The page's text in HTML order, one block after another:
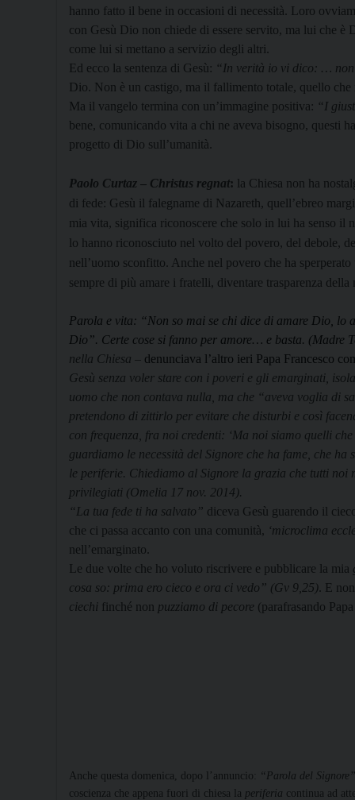
hanno fatto il bene in occasioni di necessità. Loro
con Gesù Dio non chiede di essere servito, ma lui che
come lui si mettano a servizio degli altri.
Ed ecco la sentenza di Gesù: “In verità io vi dico: …
Dio. Non è un castigo, ma il fallimento totale, quello
Ma il vangelo termina con un’immagine positiva: “I
bene, comunicando vita a chi ne aveva bisogno, questi
progetto di Dio sull’umanità.
Paolo Curtaz – Christus regnat: la Chiesa non ha
di fede: Gesù il falegname di Nazareth, quell’ebreo
mia vita, significa riconoscere che solo in lui ha senso il
lo hanno riconosciuto nel volto del povero, del debole,
nell’uomo sconfitto. Anche nel povero che ha
sempre di più amare i fratelli, diventare trasparenza
Parola e vita: “Non so mai se chi dice di amare Dio, lo
Dio”. Certe cose si fanno per amore… e basta. (Madre
nella Chiesa – denunciava l’altro ieri Papa Francesco
Gesù senza voler stare con i poveri e gli emarginati,
uomo che non contava nulla, ma che “aveva voglia di
pretendono di zittirlo per evitare che disturbi e così
con frequenza, fra noi credenti: ‘Ma noi siamo quelli
guardiamo le necessità del Signore che ha fame, che
le periferie. Chiediamo al Signore la grazia che tutti noi
privilegiati (Omelia 17 nov. 2014).
“La tua fede ti ha salvato” diceva Gesù guarendo il
che ci passa accanto con una comunità, ‘microclima
nell’emarginato.
Le due volte che ho voluto riscrivere e pubblicare la mia
cosa so: prima ero cieco e ora ci vedo” (Gv 9,25) . E
ciechi finché non puzziamo di pecore (parafrasando
Anche questa domenica, dopo l’annuncio:
“Parola del Signore”
coscienza che appena fuori di chiesa la periferia continua ad